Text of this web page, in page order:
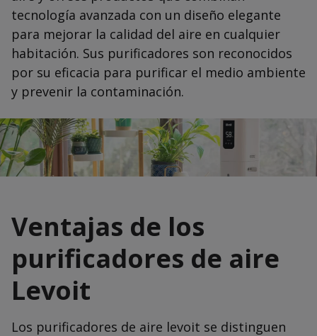
tecnología avanzada con un diseño elegante
para mejorar la calidad del aire en cualquier
habitación. Sus purificadores son reconocidos
por su eficacia para purificar el medio ambiente
y prevenir la contaminación.
Ventajas de los
purificadores de aire
Levoit
Los purificadores de aire levoit se distinguen